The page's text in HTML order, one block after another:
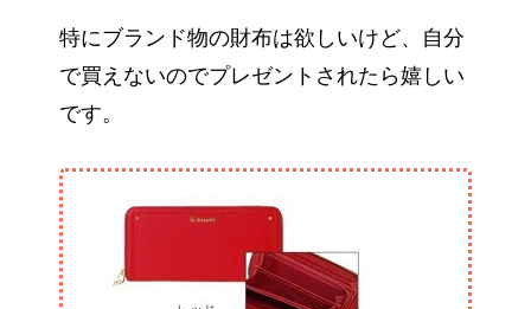
特にブランド物の財布は欲しいけど、自分
で買えないのでプレゼントされたら嬉しい
です。